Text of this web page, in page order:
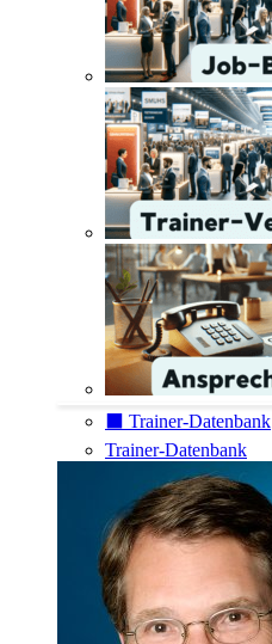
⬛️ Trainer-Datenbank
Trainer-Datenbank